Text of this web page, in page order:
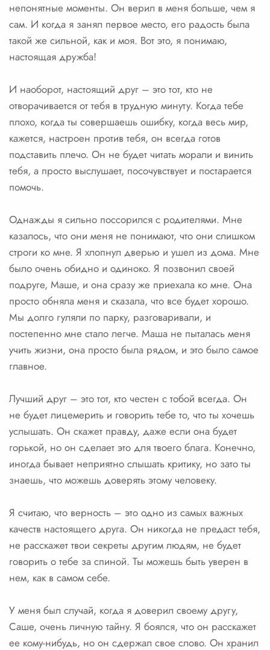
непонятные моменты. Он верил в меня больше, чем я
сам. И когда я занял первое место, его радость была
такой же сильной, как и моя. Вот это, я понимаю,
настоящая дружба!
И наоборот, настоящий друг – это тот, кто не
отворачивается от тебя в трудную минуту. Когда тебе
плохо, когда ты совершаешь ошибку, когда весь мир,
кажется, настроен против тебя, он всегда готов
подставить плечо. Он не будет читать морали и винить
тебя, а просто выслушает, посочувствует и постарается
помочь.
Однажды я сильно поссорился с родителями. Мне
казалось, что они меня не понимают, что они слишком
строги ко мне. Я хлопнул дверью и ушел из дома. Мне
было очень обидно и одиноко. Я позвонил своей
подруге, Маше, и она сразу же приехала ко мне. Она
просто обняла меня и сказала, что все будет хорошо.
Мы долго гуляли по парку, разговаривали, и
постепенно мне стало легче. Маша не пыталась меня
учить жизни, она просто была рядом, и это было самое
главное.
Лучший друг – это тот, кто честен с тобой всегда. Он
не будет лицемерить и говорить тебе то, что ты хочешь
услышать. Он скажет правду, даже если она будет
горькой, но он сделает это для твоего блага. Конечно,
иногда бывает неприятно слышать критику, но зато ты
знаешь, что можешь доверять этому человеку.
Я считаю, что верность – это одно из самых важных
качеств настоящего друга. Он никогда не предаст тебя,
не расскажет твои секреты другим людям, не будет
говорить о тебе за спиной. Ты можешь быть уверен в
нем, как в самом себе.
У меня был случай, когда я доверил своему другу,
Саше, очень личную тайну. Я боялся, что он расскажет
ее кому-нибудь, но он сдержал свое слово. Он хранил